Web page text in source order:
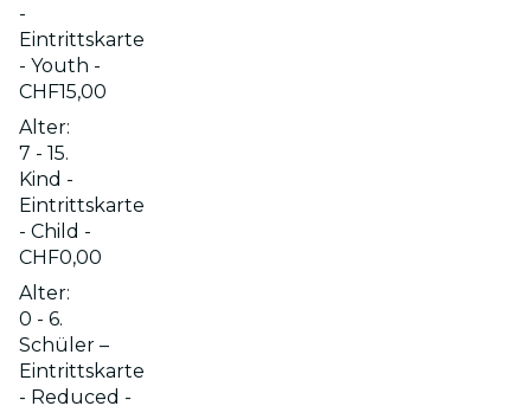
-
Eintrittskarte
- Youth -
CHF15,00
Alter:
7 - 15.
Kind -
Eintrittskarte
- Child -
CHF0,00
Alter:
0 - 6.
Schüler –
Eintrittskarte
- Reduced -